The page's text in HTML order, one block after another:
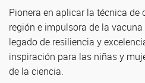
Pionera en aplicar la técnica de
región e impulsora de la
legado de resiliencia y
inspiración para las niñas y
de la ciencia.